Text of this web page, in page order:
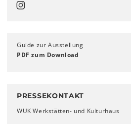
Guide zur Ausstellung
PDF zum Download
PRESSEKONTAKT
WUK Werkstätten- und Kulturhaus